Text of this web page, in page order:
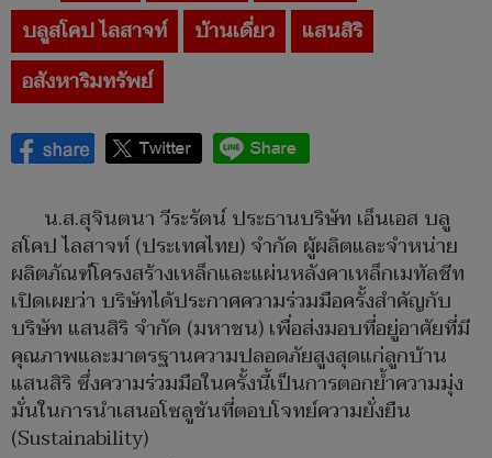
บลูสโคป ไลสาจท์
บ้านเดี่ยว
แสนสิริ
อสังหาริมทรัพย์
น.ส.สุจินตนา วีระรัตน์ ประธานบริษัท เอ็นเอส บลู
สโคป ไลสาจท์ (ประเทศไทย) จำกัด ผู้ผลิตและจำหน่าย
ผลิตภัณฑ์โครงสร้างเหล็กและแผ่นหลังคาเหล็กเมทัลชีท
เปิดเผยว่า บริษัทได้ประกาศความร่วมมือครั้งสำคัญกับ
บริษัท แสนสิริ จำกัด (มหาชน) เพื่อส่งมอบที่อยู่อาศัยที่มี
คุณภาพและมาตรฐานความปลอดภัยสูงสุดแก่ลูกบ้าน
แสนสิริ ซึ่งความร่วมมือในครั้งนี้เป็นการตอกย้ำความมุ่ง
มั่นในการนำเสนอโซลูชันที่ตอบโจทย์ความยั่งยืน
(Sustainability)